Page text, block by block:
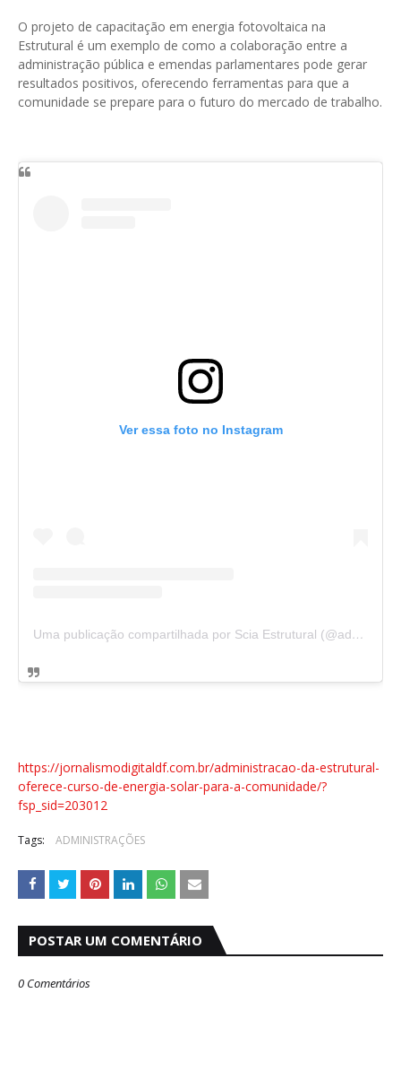
O projeto de capacitação em energia fotovoltaica na
Estrutural é um exemplo de como a colaboração entre a
administração pública e emendas parlamentares pode gerar
resultados positivos, oferecendo ferramentas para que a
comunidade se prepare para o futuro do mercado de trabalho.
Ver essa foto no Instagram
Uma publicação compartilhada por Scia Estrutural (@admscia)
https://jornalismodigitaldf.com.br/administracao-da-estrutural-
oferece-curso-de-energia-solar-para-a-comunidade/?
fsp_sid=203012
Tags: ADMINISTRAÇÕES
POSTAR UM COMENTÁRIO
0 Comentários